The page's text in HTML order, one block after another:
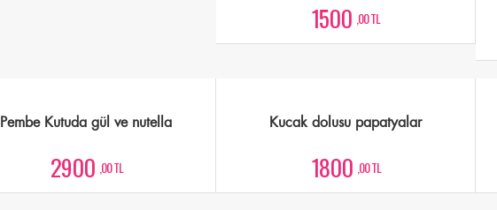
1500 ,00 TL
Pembe Kutuda gül ve nutella
2900 ,00 TL
Kucak dolusu papatyalar
1800 ,00 TL